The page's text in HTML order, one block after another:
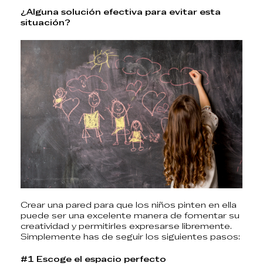
¿Alguna solución efectiva para evitar esta
situación?
Crear una pared para que los niños pinten en ella
puede ser una excelente manera de fomentar su
creatividad y permitirles expresarse libremente.
Simplemente has de seguir los siguientes pasos:
#1 Escoge el espacio perfecto